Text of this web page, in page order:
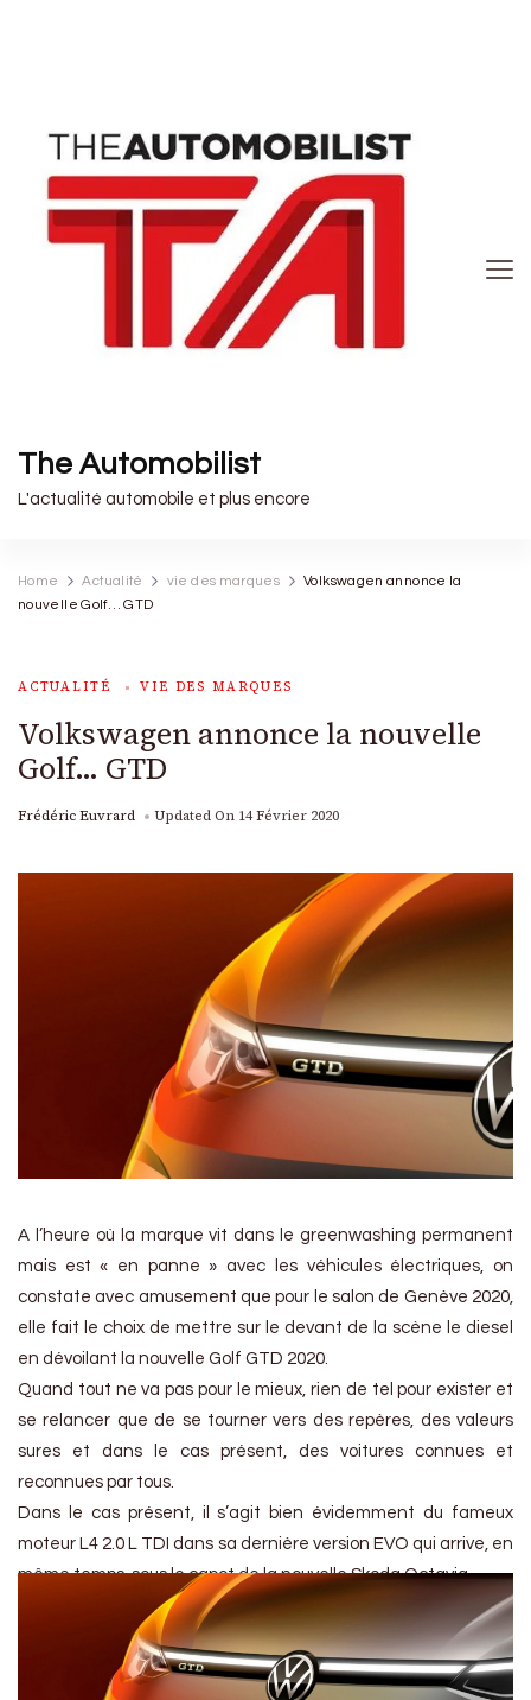
The Automobilist
L'actualité automobile et plus encore
Home Actualité vie des marques
Volkswagen annonce la
nouvelle Golf… GTD
ACTUALITÉ VIE DES MARQUES
Volkswagen annonce la nouvelle
Golf… GTD
Frédéric Euvrard Updated On 14 Février 2020
A l’heure où la marque vit dans le greenwashing permanent
mais est « en panne » avec les véhicules électriques, on
constate avec amusement que pour le salon de Genève 2020,
elle fait le choix de mettre sur le devant de la scène le diesel
en dévoilant la nouvelle Golf GTD 2020.
Quand tout ne va pas pour le mieux, rien de tel pour exister et
se relancer que de se tourner vers des repères, des valeurs
sures et dans le cas présent, des voitures connues et
reconnues par tous.
Dans le cas présent, il s’agit bien évidemment du fameux
moteur L4 2.0 L TDI dans sa dernière version EVO qui arrive, en
même temps, sous le capot de la nouvelle Skoda Octavia.